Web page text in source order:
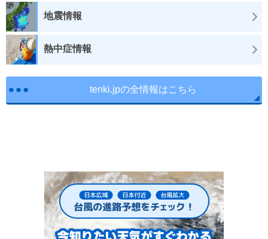
地震情報
熱中症情報
tenki.jpの全情報はこちら